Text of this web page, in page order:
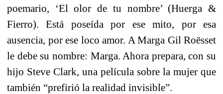
poemario, ‘El olor de tu nombre’ (Huerga &
Fierro). Está poseída por ese mito, por esa
ausencia, por ese loco amor. A Marga Gil Roësset
le debe su nombre: Marga. Ahora prepara, con su
hijo Steve Clark, una película sobre la mujer que
también “prefirió la realidad invisible”.